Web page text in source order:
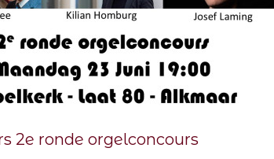
2e ronde orgelconcours